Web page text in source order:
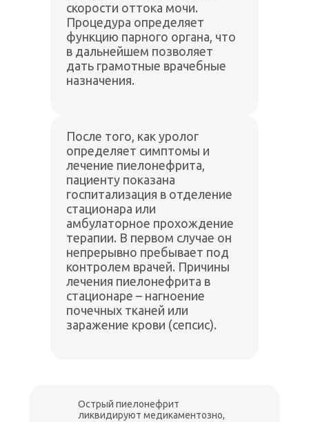
скорости оттока мочи.
Процедура определяет
функцию парного органа, что
в дальнейшем позволяет
дать грамотные врачебные
назначения.
После того, как уролог
определяет симптомы и
лечение пиелонефрита,
пациенту показана
госпитализация в отделение
стационара или
амбулаторное прохождение
терапии. В первом случае он
непрерывно пребывает под
контролем врачей. Причины
лечения пиелонефрита в
стационаре – нагноение
почечных тканей или
заражение крови (сепсис).
Острый пиелонефрит
ликвидируют медикаментозно,